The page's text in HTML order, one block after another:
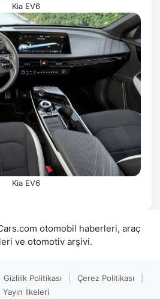
Kia EV6
Kia EV6
otomobil haberleri, araç
ve otomotiv arşivi.
Gizlilik Politikası Çerez Politikası
Yayın İlkeleri